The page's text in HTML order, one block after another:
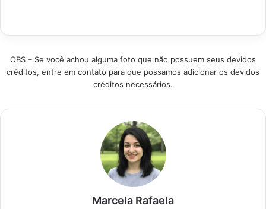
seja para trabalho
nos games ou para os
estudos. Bora lá?
escolher o melhor
OBS – Se você achou alguma foto que não possuem seus devidos
créditos, entre em contato para que possamos adicionar os devidos
créditos necessários.
Marcela Rafaela